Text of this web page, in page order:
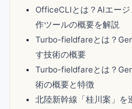
OfficeCLIとは？AIエー
作ツールの概要を解説
Turbo-fieldfareとは？
す技術の概要
Turbo-fieldfareとは？
術の概要と特徴
北陸新幹線「桂川案」を